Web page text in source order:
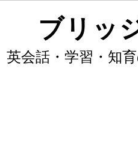
ブリッ
英会話・学習・知